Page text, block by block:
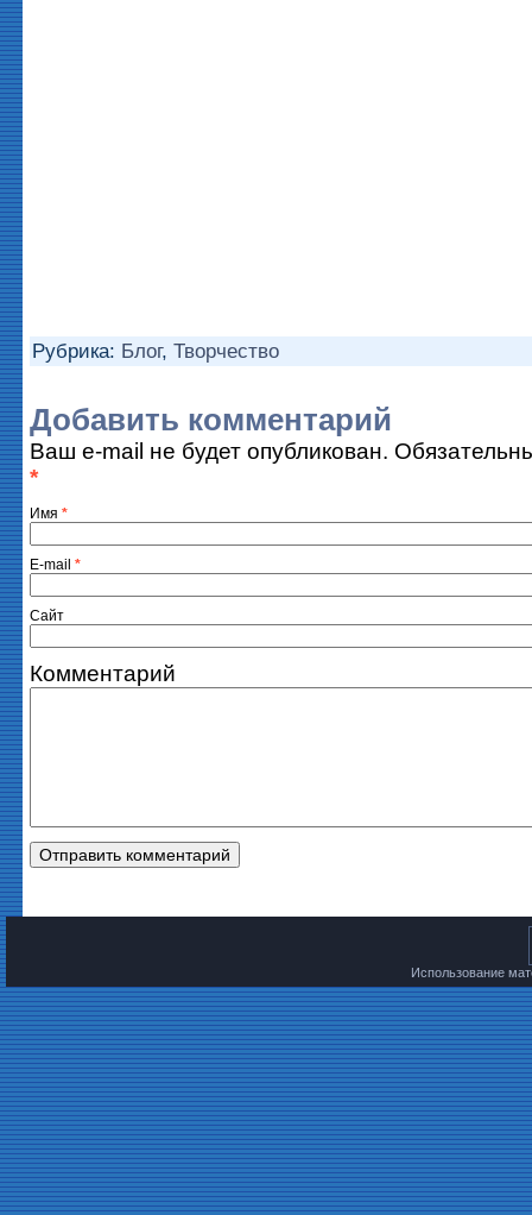
Рубрика: Блог, Творчество
Добавить комментарий
Ваш e-mail не будет опубликован.
*
Имя *
E-mail *
Сайт
Комментарий
Использование